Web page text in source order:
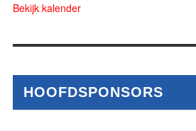
Bekijk kalender
HOOFDSPONSORS